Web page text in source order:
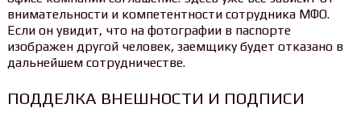
внимательности и компетентности сотрудника МФО.
Если он увидит, что на фотографии в паспорте
изображен другой человек, заемщику будет отказано в
дальнейшем сотрудничестве.
ПОДДЕЛКА ВНЕШНОСТИ И ПОДПИСИ